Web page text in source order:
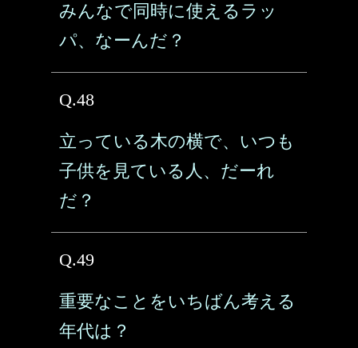
みんなで同時に使えるラッ
パ、なーんだ？
Q.48
立っている木の横で、いつも
子供を見ている人、だーれ
だ？
Q.49
重要なことをいちばん考える
年代は？